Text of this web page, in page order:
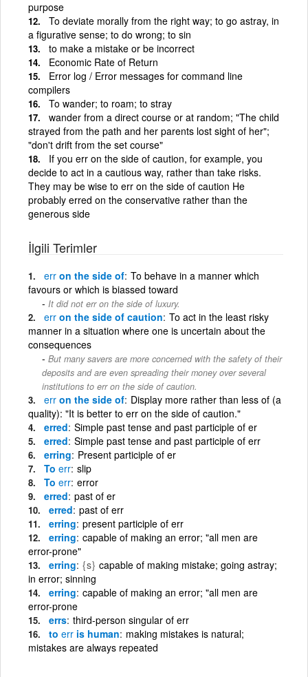
purpose
To deviate morally from the right way; to go astray, in
a figurative sense; to do wrong; to sin
to make a mistake or be incorrect
Economic Rate of Return
Error log / Error messages for command line
compilers
To wander; to roam; to stray
wander from a direct course or at random; "The child
strayed from the path and her parents lost sight of her";
"don't drift from the set course"
If you err on the side of caution, for example, you
decide to act in a cautious way, rather than take risks.
They may be wise to err on the side of caution He
probably erred on the conservative rather than the
generous side
İlgili Terimler
err on the side of To behave in a manner which
favours or which is biassed toward
It did not err on the side of luxury.
err on the side of caution To act in the least risky
manner in a situation where one is uncertain about the
consequences
But many savers are more concerned with the safety of their
deposits and are even spreading their money over several
institutions to err on the side of caution.
err on the side of Display more rather than less of (a
quality): "It is better to err on the side of caution."
erred Simple past tense and past participle of er
erred Simple past tense and past participle of err
erring Present participle of er
To err slip
To err error
erred past of er
erred past of err
erring present participle of err
erring capable of making an error; "all men are
error-prone"
erring {s} capable of making mistake; going astray;
in error; sinning
erring capable of making an error; "all men are
error-prone
errs third-person singular of err
to err is human making mistakes is natural;
mistakes are always repeated